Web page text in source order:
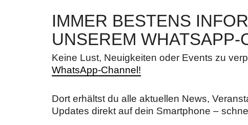
IMMER BESTENS
UNSEREM WHATSAPP-
Keine Lust, Neuigkeiten oder Events zu
WhatsApp-Channel!
Dort erhältst du alle aktuellen News,
Updates direkt auf dein Smartphone –